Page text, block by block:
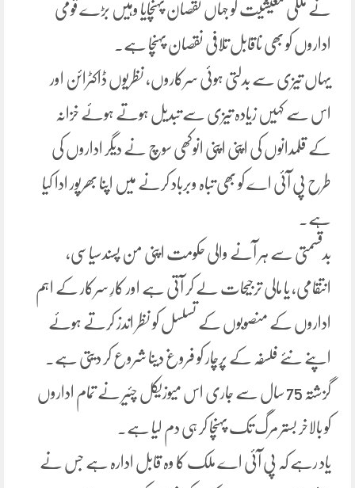
نے ملکی معیشیت کو جہاں نقصان پہنچایا وہیں بڑے قومی
اداروں کو بھی ناقابل تلافی نقصان پہنچا ہے۔
یہاں تیزی سے بدلتی ہوئی سرکاروں، نظریوں ڈاکٹرائن اور
اس سے کہیں زیادہ تیزی سے تبدیل ہوتے ہوئے خزانہ
کے قلمدانوں کی اپنی اپنی انوکھی سوچ نے دیگر اداروں کی
طرح پی آئی اے کو بھی تباہ وبرباد کرنے میں اپنا بھرپور ادا کیا
ہے۔
بدقسمتی سے ہر آنے والی حکومت اپنی من پسندسیاسی،
انتقامی، یا مالی ترجیحات لے کر آتی ہے اور کارِ سرکار کے اہم
اداروں کے منصوبوں کے تسلسل کو نظر اندز کرتے ہوئے
اپنے نئے فلسفہ کے پرچار کو فروغ دینا شروع کر دیتی ہے۔
گزشتہ 75 سال سے جاری اس میوزیکل چئیر نے تمام اداروں
کو بالاخر بستر مرگ تک پہنچا کر ہی دم لیا ہے۔
یاد رہے کہ پی آئی اے ملک کا وہ قابل ادارہ ہے جس نے